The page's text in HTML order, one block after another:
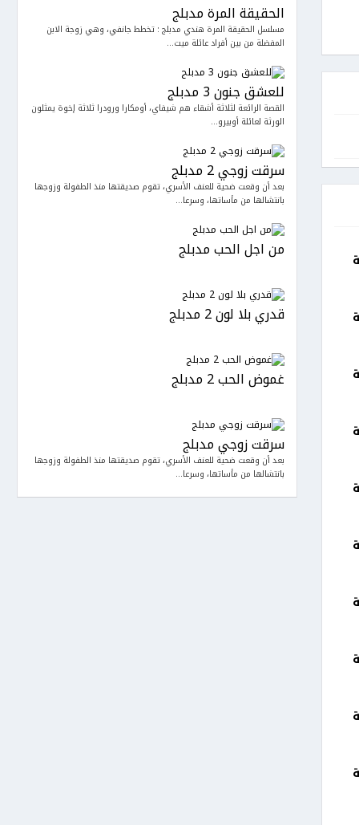
الحقيقة المرة مدبلج
مسلسل الحقيقة المرة هندي مدبلج : تخطط جانفي، وهي زوجة الابن
المفضلة من بين أفراد عائلة ميت...
للعشق جنون 3 مدبلج
القصة الرائعة لثلاثة أشقاء هم شيفاي، أومكارا ورودرا ثلاثة إخوة يمثلون
الورثة لعائلة أوبيرو...
سرقت زوجي 2 مدبلج
بعد أن وقعت ضحية للعنف الأسري، تقوم صديقتها منذ الطفولة وزوجها
بانتشالها من مأساتها، وسرعا...
من اجل الحب مدبلج
قدري بلا لون 2 مدبلج
غموض الحب 2 مدبلج
سرقت زوجي مدبلج
بعد أن وقعت ضحية للعنف الأسري، تقوم صديقتها منذ الطفولة وزوجها
بانتشالها من مأساتها، وسرعا...